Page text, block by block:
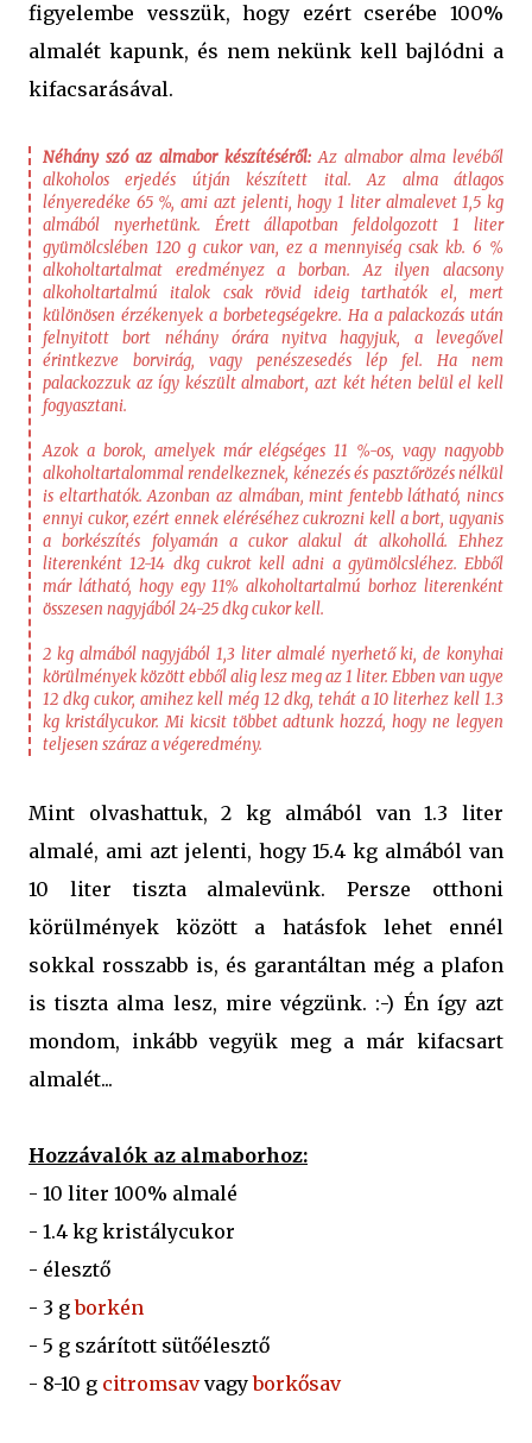
figyelembe vesszük, hogy ezért cserébe 100%
almalét kapunk, és nem nekünk kell bajlódni a
kifacsarásával.
Néhány szó az almabor készítéséről: Az almabor alma levéből
alkoholos erjedés útján készített ital. Az alma átlagos
lényeredéke 65 %, ami azt jelenti, hogy 1 liter almalevet 1,5 kg
almából nyerhetünk. Érett állapotban feldolgozott 1 liter
gyümölcslében 120 g cukor van, ez a mennyiség csak kb. 6 %
alkoholtartalmat eredményez a borban. Az ilyen alacsony
alkoholtartalmú italok csak rövid ideig tarthatók el, mert
különösen érzékenyek a borbetegségekre. Ha a palackozás után
felnyitott bort néhány órára nyitva hagyjuk, a levegővel
érintkezve borvirág, vagy penészesedés lép fel. Ha nem
palackozzuk az így készült almabort, azt két héten belül el kell
fogyasztani.
Azok a borok, amelyek már elégséges 11 %-os, vagy nagyobb
alkoholtartalommal rendelkeznek, kénezés és pasztőrözés nélkül
is eltarthatók. Azonban az almában, mint fentebb látható, nincs
ennyi cukor, ezért ennek eléréséhez cukrozni kell a bort, ugyanis
a borkészítés folyamán a cukor alakul át alkohollá. Ehhez
literenként 12-14 dkg cukrot kell adni a gyümölcsléhez. Ebből
már látható, hogy egy 11% alkoholtartalmú borhoz literenként
összesen nagyjából 24-25 dkg cukor kell.
2 kg almából nagyjából 1,3 liter almalé nyerhető ki, de konyhai
körülmények között ebből alig lesz meg az 1 liter. Ebben van ugye
12 dkg cukor, amihez kell még 12 dkg, tehát a 10 literhez kell 1.3
kg kristálycukor. Mi kicsit többet adtunk hozzá, hogy ne legyen
teljesen száraz a végeredmény.
Mint olvashattuk, 2 kg almából van 1.3 liter
almalé, ami azt jelenti, hogy 15.4 kg almából van
10 liter tiszta almalevünk. Persze otthoni
körülmények között a hatásfok lehet ennél
sokkal rosszabb is, és garantáltan még a plafon
is tiszta alma lesz, mire végzünk. :-) Én így azt
mondom, inkább vegyük meg a már kifacsart
almalét...
Hozzávalók az almaborhoz:
- 10 liter 100% almalé
- 1.4 kg kristálycukor
- élesztő
- 3 gborkén
- 5 g szárított sütőélesztő
- 8-10 g citromsavvagyborkősav